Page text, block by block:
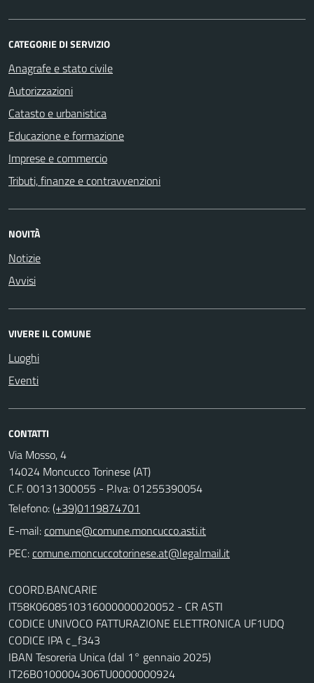
CATEGORIE DI SERVIZIO
Anagrafe e stato civile
Autorizzazioni
Catasto e urbanistica
Educazione e formazione
Imprese e commercio
Tributi, finanze e contravvenzioni
NOVITÀ
Notizie
Avvisi
VIVERE IL COMUNE
Luoghi
Eventi
CONTATTI
Via Mosso, 4
14024 Moncucco Torinese (AT)
C.F. 00131300055 - P.Iva: 01255390054
Telefono:(+39)0119874701
E-mail:comune@comune.moncucco.asti.it
PEC:comune.moncuccotorinese.at@legalmail.it
COORD.BANCARIE
IT58K0608510316000000020052 - CR ASTI
CODICE UNIVOCO FATTURAZIONE ELETTRONICA UF1UDQ
CODICE IPA c_f343
IBAN Tesoreria Unica (dal 1° gennaio 2025)
IT26B0100004306TU0000000924